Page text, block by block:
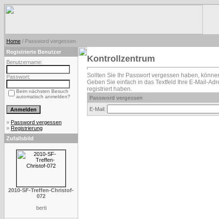
Home / Password vergessen
Registrierte Benutzer
Benutzername:
Passwort:
Beim nächsten Besuch
automatisch anmelden?
» Password vergessen
» Registrierung
Zufallsbild
2010-SF-Treffen-Christof-
072
berti
Kontrollzentrum
Sollten Sie Ihr Passwort vergessen haben,
Geben Sie einfach in das Textfeld Ihre E-Mail-
registriert haben.
Password vergessen
E-Mail: